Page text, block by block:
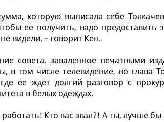
которую выписала себе
ее получить, надо предоставить
видели, – говорит Кен.
совета, заваленное печатными
в том числе телевидение, но глава
где ее ждет долгий разговор с
в белых одеждах.
Кто вас звал?! А ты, лучше